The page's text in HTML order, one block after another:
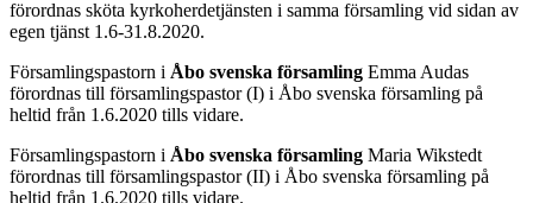
förordnas sköta kyrkoherdetjänsten i samma församling vid sidan av
egen tjänst 1.6-31.8.2020.
Församlingspastorn i Åbo svenska församling Emma Audas
förordnas till församlingspastor (I) i Åbo svenska församling på
heltid från 1.6.2020 tills vidare.
Församlingspastorn i Åbo svenska församling Maria Wikstedt
förordnas till församlingspastor (II) i Åbo svenska församling på
heltid från 1.6.2020 tills vidare.